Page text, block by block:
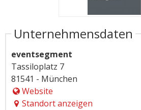
Unternehmensdaten
eventsegment
Tassiloplatz 7
81541 - München
Website
Standort anzeigen